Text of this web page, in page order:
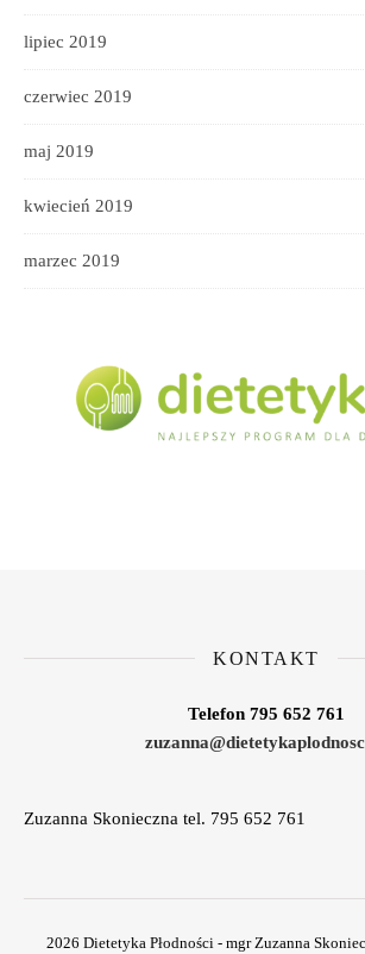
lipiec 2019
czerwiec 2019
maj 2019
kwiecień 2019
marzec 2019
KONTAKT
Telefon 795 652 761
Zuzanna Skonieczna tel. 795 652 761
2026 Dietetyka Płodności - mgr Zuzanna